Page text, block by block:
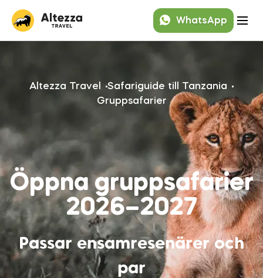
WhatsApp
Altezza Travel
Safariguide till Tanzania
Gruppsafarier
Öppna gruppsafarier
2026–2027
Passar ensamresenärer och
par